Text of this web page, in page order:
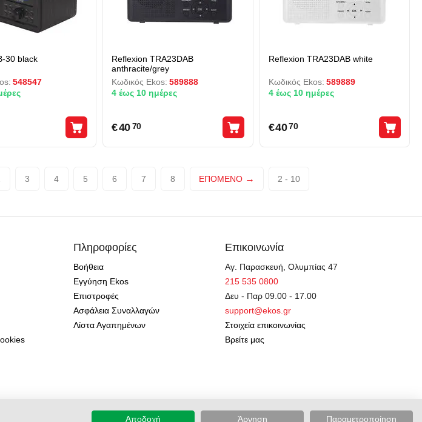
30 black
548547
Reflexion TRA23DAB
anthracite/grey
Κωδικός Ekos: 589888
4 έως 10 ημέρες
€40 70
Reflexion TRA23DAB white
Κωδικός Ekos: 589889
4 έως 10 ημέρες
€40 70
3 4 5 6 7 8 ΕΠΌΜΕΝΟ 2 - 10
Πληροφορίες
Βοήθεια
Εγγύηση Ekos
Επιστροφές
Ασφάλεια Συναλλαγών
Λίστα Αγαπημένων
Επικοινωνία
Αγ. Παρασκευή, Ολυμπίας 47
215 535 0800
Δευ - Παρ 09.00 - 17.00
support@ekos.gr
Στοιχεία επικοινωνίας
Βρείτε μας
Αποδοχή Άρνηση Παραμετροποίηση